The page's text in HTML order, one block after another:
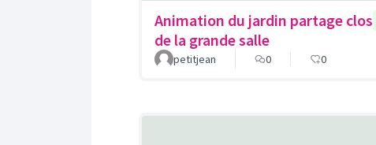
Animation du jardin partage clos
de la grande salle
petitjean 0 0